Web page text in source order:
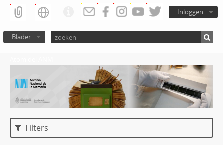
Inloggen
Blader
Filters